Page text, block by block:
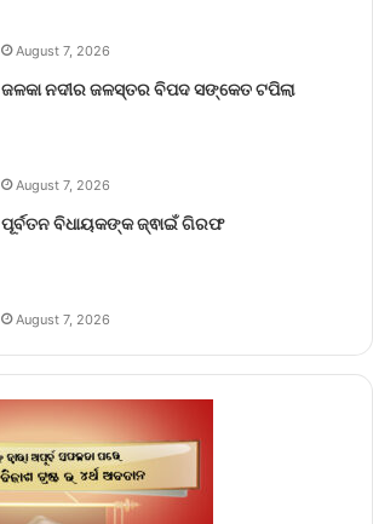
August 7, 2026
ଜଳକା ନଦୀର ଜଳସ୍ତର ବିପଦ ସଙ୍କେତ ଟପିଲା
August 7, 2026
ପୂର୍ବତନ ବିଧାୟକଙ୍କ ଜ୍ଵାଇଁ ଗିରଫ
August 7, 2026